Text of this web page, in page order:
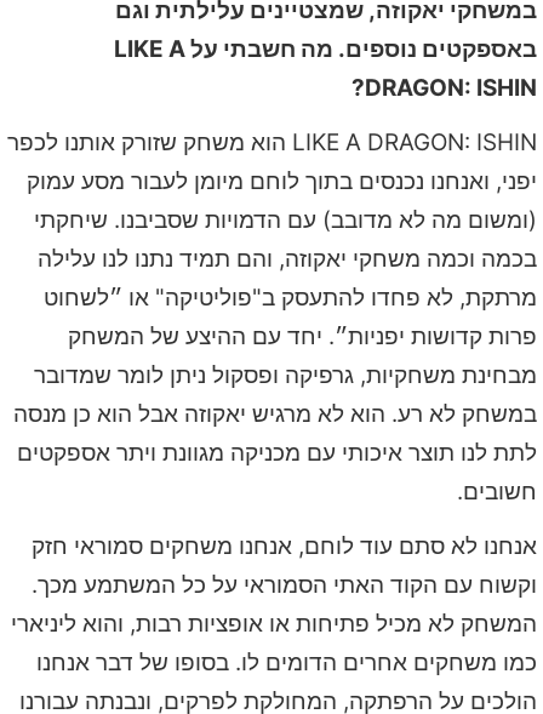
במשחקי יאקוזה, שמצטיינים עלילתית וגם
באספקטים נוספים. מה חשבתי על LIKE A
DRAGON: ISHIN?
LIKE A DRAGON: ISHIN הוא משחק שזורק אותנו לכפר
יפני, ואנחנו נכנסים בתוך לוחם מיומן לעבור מסע עמוק
(ומשום מה לא מדובב) עם הדמויות שסביבנו. שיחקתי
בכמה וכמה משחקי יאקוזה, והם תמיד נתנו לנו עלילה
מרתקת, לא פחדו להתעסק ב"פוליטיקה" או ״לשחוט
פרות קדושות יפניות״. יחד עם ההיצע של המשחק
מבחינת משחקיות, גרפיקה ופסקול ניתן לומר שמדובר
במשחק לא רע. הוא לא מרגיש יאקוזה אבל הוא כן מנסה
לתת לנו תוצר איכותי עם מכניקה מגוונת ויתר אספקטים
חשובים.
אנחנו לא סתם עוד לוחם, אנחנו משחקים סמוראי חזק
וקשוח עם הקוד האתי הסמוראי על כל המשתמע מכך.
המשחק לא מכיל פתיחות או אופציות רבות, והוא ליניארי
כמו משחקים אחרים הדומים לו. בסופו של דבר אנחנו
הולכים על הרפתקה, המחולקת לפרקים, ונבנתה עבורנו